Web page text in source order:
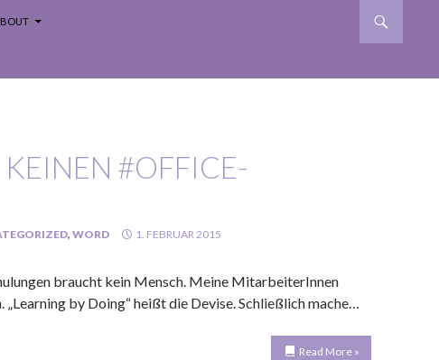
#OFFICE-
, WORD 1. FEBRUAR 2015
braucht kein Mensch. Meine MitarbeiterInnen
by Doing“ heißt die Devise. Schließlich mache…
Read More »